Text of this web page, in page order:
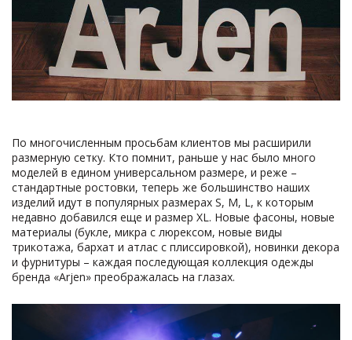
По многочисленным просьбам клиентов мы расширили
размерную сетку. Кто помнит, раньше у нас было много
моделей в едином универсальном размере, и реже –
стандартные ростовки, теперь же большинство наших
изделий идут в популярных размерах S, M, L, к которым
недавно добавился еще и размер XL. Новые фасоны, новые
материалы (букле, микра с люрексом, новые виды
трикотажа, бархат и атлас с плиссировкой), новинки декора
и фурнитуры – каждая последующая коллекция одежды
бренда «Arjen» преображалась на глазах.